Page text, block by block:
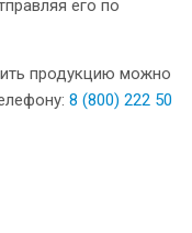
его по
продукцию можно
8 (800) 222 50